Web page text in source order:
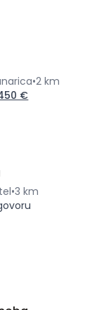
•2 km
€
•3 km